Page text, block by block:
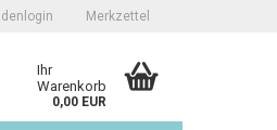
Merkzettel
Ihr
Warenkorb
0,00 EUR